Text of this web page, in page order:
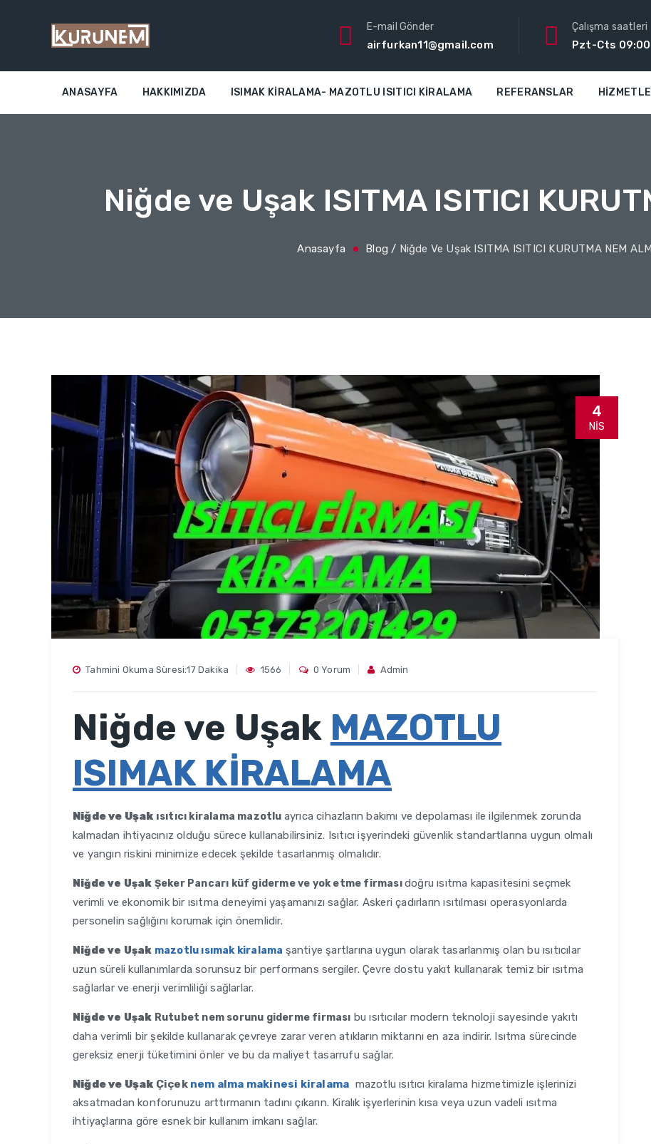
E-mail Gönder
airfurkan11@gmail.com
Çalışma saatleri
Pzt-Cts 09:00
ANASAYFA HAKKIMIZDA ISIMAK KIRALAMA- MAZOTLU ISITICI KIRALAMA REFERANSLAR
Niğde ve Uşak ISITMA ISITICI
Anasayfa Blog / Niğde Ve Uşak ISITMA ISITICI KURUTMA NEM
4
NIS
Tahmini Okuma Süresi:17 Dakika 1566 0 Yorum Admin
Niğde ve Uşak MAZOTLU
ISIMAK KİRALAMA
Niğde ve Uşak ısıtıcı kiralama mazotlu ayrıca cihazların bakımı ve depolaması ile ilgilenmek zorunda
kalmadan ihtiyacınız olduğu sürece kullanabilirsiniz. Isıtıcı işyerindeki güvenlik standartlarına uygun olmalı
ve yangın riskini minimize edecek şekilde tasarlanmış olmalıdır.
Niğde ve Uşak Şeker Pancarı küf giderme ve yok etme firmasıdoğru ısıtma kapasitesini seçmek
verimli ve ekonomik bir ısıtma deneyimi yaşamanızı sağlar. Askeri çadırların ısıtılması operasyonlarda
personelin sağlığını korumak için önemlidir.
Niğde ve Uşak mazotlu ısımak kiralama şantiye şartlarına uygun olarak tasarlanmış olan bu ısıtıcılar
uzun süreli kullanımlarda sorunsuz bir performans sergiler. Çevre dostu yakıt kullanarak temiz bir ısıtma
sağlarlar ve enerji verimliliği sağlarlar.
Niğde ve Uşak Rutubet nem sorunu giderme firması bu ısıtıcılar modern teknoloji sayesinde yakıtı
daha verimli bir şekilde kullanarak çevreye zarar veren atıkların miktarını en aza indirir. Isıtma sürecinde
gereksiz enerji tüketimini önler ve bu da maliyet tasarrufu sağlar.
Niğde ve Uşak Çiçek nem alma makinesi kiralama mazotlu ısıtıcı kiralama hizmetimizle işlerinizi
aksatmadan konforunuzu arttırmanın tadını çıkarın. Kiralık işyerlerinin kısa veya uzun vadeli ısıtma
ihtiyaçlarına göre esnek bir kullanım imkanı sağlar.